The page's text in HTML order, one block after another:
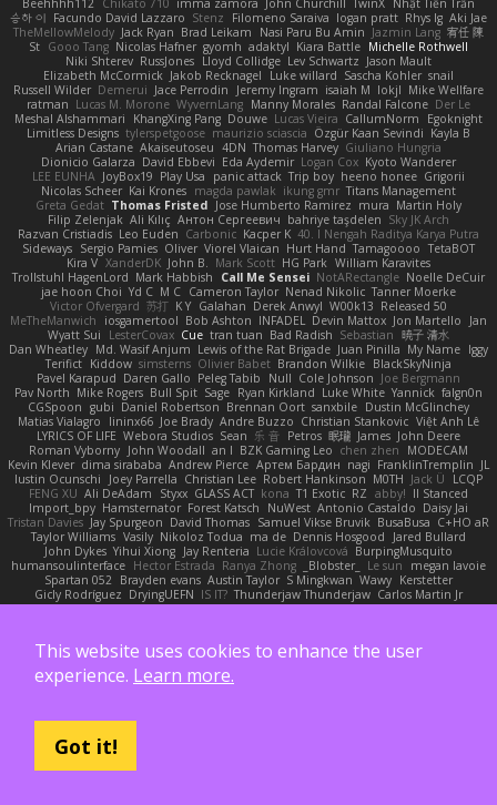
Beehhhh112 Chikato 710 imma zamora John Churchill TwinX Nhật Tiến Trần
승하 이 Facundo David Lazzaro Stenz Filomeno Saraiva logan pratt Rhys lg Aki Jae
TheMellowMelody Jack Ryan Brad Leikam Nasi Paru Bu Amin Jazmin Lang 宥任 陳
St Gooo Tang Nicolas Hafner gyomh adaktyl Kiara Battle Michelle Rothwell
Niki Shterev RussJones Lloyd Collidge Lev Schwartz Jason Mault
Elizabeth McCormick Jakob Recknagel Luke willard Sascha Kohler snail
Russell Wilder Demerui Jace Perrodin Jeremy Ingram isaiah M lokjl Mike Wellfare
ratman Lucas M. Morone WyvernLang Manny Morales Randal Falcone Der Le
Meshal Alshammari
KhangXing Pang Douwe Lucas Vieira CallumNorm
Egoknight
Limitless Designs tylerspetgoose maurizio sciascia Özgür Kaan Sevindi Kayla B
Arian Castane Akaiseutoseu 4DN Thomas Harvey Giuliano Hungria
Dionicio Galarza David Ebbevi Eda Aydemir Logan Cox Kyoto Wanderer
LEE EUNHA JoyBox19 Play Usa panic attack Trip boy heeno honee Grigorii
Nicolas Scheer Kai Krones magda pawlak ikung gmr Titans Management
Greta Gedat Thomas Fristed Jose Humberto Ramirez mura Martin Holy
Filip Zelenjak Ali Kılıç Антон Сергеевич bahriye taşdelen Sky JK Arch
Razvan Cristiadis Leo Euden Carbonic Kacper K 40. I Nengah Raditya Karya Putra
Sideways Sergio Pamies Oliver Viorel Vlaican Hurt Hand Tamagoooo TetaBOT
Kira V XanderDK John B. Mark Scott HG Park William Karavites
Trollstuhl HagenLord Mark Habbish Call Me Sensei NotARectangle Noelle DeCuir
jae hoon Choi Yd C M C Cameron Taylor Nenad Nikolic Tanner Moerke
Victor Ofvergard 苏打 K Y Galahan Derek Anwyl W00k13 Released 50
MeTheManwich
iosgamertool Bob Ashton INFADEL Devin Mattox Jon Martello
Jan
Wyatt Sui
LesterCovax Cue tran tuan Bad Radish Sebastian 暁子 清水
Dan Wheatley Md. Wasif Anjum Lewis of the Rat Brigade Juan Pinilla My Name Iggy
Terifict Kiddow simsterns Olivier Babet Brandon Wilkie BlackSkyNinja
Pavel Karapud Daren Gallo Peleg Tabib Null Cole Johnson Joe Bergmann
Pav North Mike Rogers Bull Spit Sage Ryan Kirkland Luke White Yannick falgn0n
CGSpoon gubi Daniel Robertson Brennan Oort sanxbile Dustin McGlinchey
Matias Vialagro
lininx66 Joe Brady Andre Buzzo Christian Stankovic Việt Anh Lê
LYRICS OF LIFE Webora Studios Sean 乐 音 Petros 眠瓏 James John Deere
Roman Vyborny John Woodall an l BZK Gaming Leo chen zhen
MODECAM
Kevin Klever dima sirababa Andrew Pierce Артем Бардин nagi FranklinTremplin JL
Iustin Ocunschi
Joey Parrella Christian Lee Robert Hankinson M0TH Jack Ü
LCQP
FENG XU Ali DeAdam Styxx GLASS ACT kona T1 Exotic RZ abby! ll Stanced
Import_bpy Hamsternator Forest Katsch NuWest Antonio Castaldo Daisy Jai
Tristan Davies Jay Spurgeon David Thomas Samuel Vikse Bruvik BusaBusa C+HO aR
Taylor Williams Vasily Nikoloz Todua ma de Dennis Hosgood
Jared Bullard
John Dykes Yihui Xiong Jay Renteria Lucie Královcová BurpingMusquito
humansoulinterface Hector Estrada Ranya Zhong _Blobster_ Le sun
megan lavoie
Spartan 052 Brayden evans Austin Taylor S Mingkwan Wawy Kerstetter
Gicly Rodríguez DryingUEFN IS IT? Thunderjaw Thunderjaw Carlos Martin Jr
Studio 9 Alberto Hernandez Running Man Digital Ancients Vlajko Tomić
Adrián ramos Oachkatzl Schwoaf dr32768 corbin tinsley Cassandra Stewart
MikeyLikesIt
Delano Lowes
cubeorigins Tommy Parish Just Rovin
Lemesle Maxence Charles Everett
Derek Messier
Nick Forshaw Pascal Raymond Cazemier
Xenophik Xenophik Tarik Sakalli
This website uses cookies to enhance the user
experience. Learn more.
Got it!